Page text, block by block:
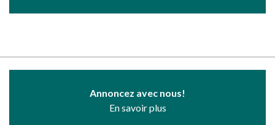
Annoncez avec nous!
En savoir plus